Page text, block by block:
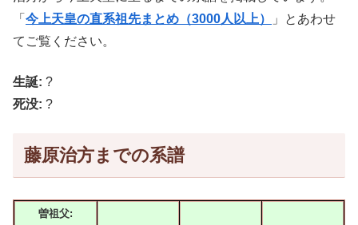
「 今上天皇の直系祖先まとめ（3000人以上）
」とあわせ
てご覧ください。
生誕: ?
死没: ?
藤原治方までの系譜
曽祖父: